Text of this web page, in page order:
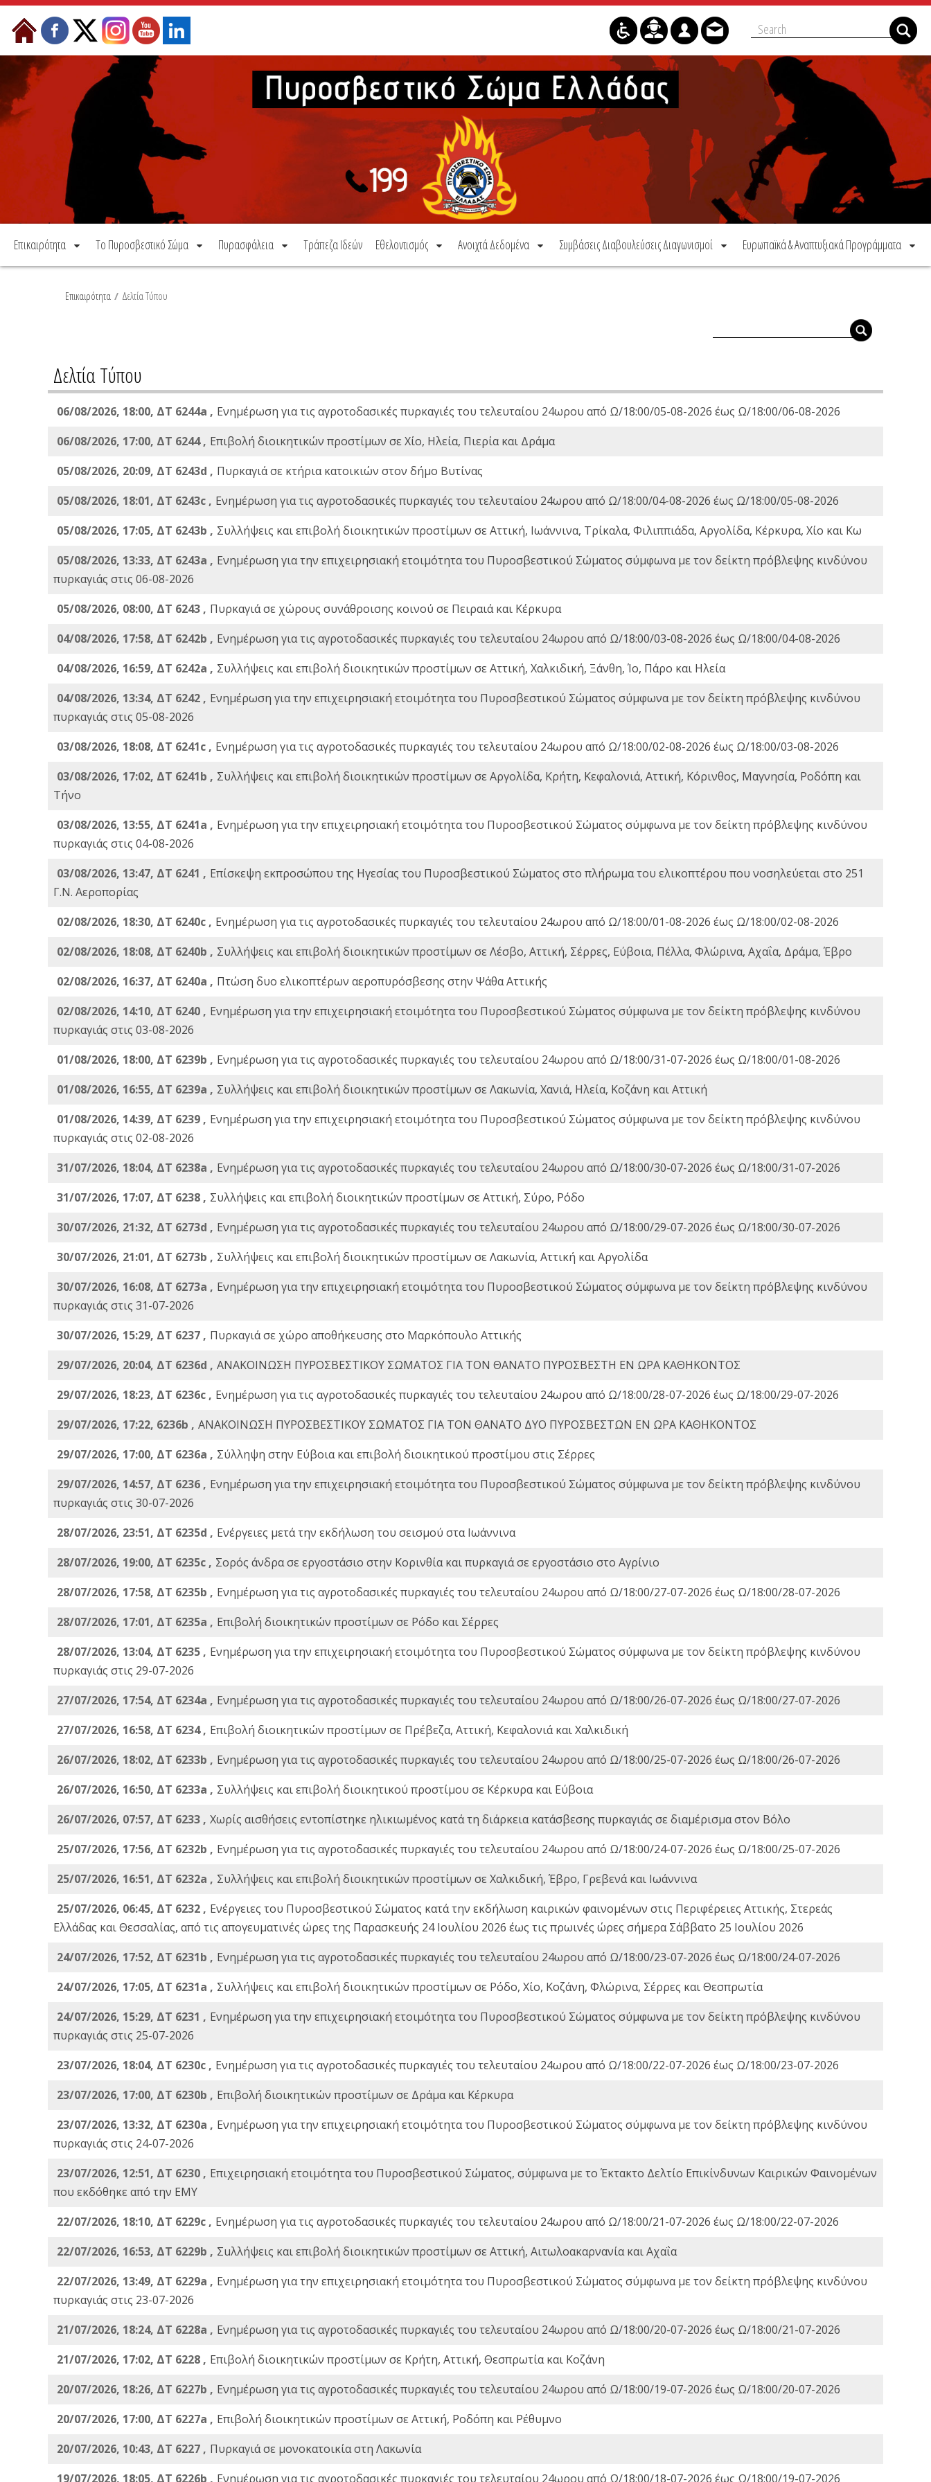
Μετάβαση στο περιεχόμενο
Επικαιρότητα Το Πυροσβεστικό Σώμα Πυρασφάλεια Τράπεζα Ιδεών Εθελοντισμός Ανοιχτά Δεδομένα Συμβάσεις Διαβουλεύσεις Διαγωνισμοί Ευρωπαϊκά & Αναπτυξιακά Προγράμματα
Επικαιρότητα / Δελτία Τύπου
Δελτία Τύπου
06/08/2026, 18:00, ΔΤ 6244a , Ενημέρωση για τις αγροτοδασικές πυρκαγιές του τελευταίου 24ωρου από Ω/18:00/05-08-2026 έως Ω/18:00/06-08-2026
06/08/2026, 17:00, ΔΤ 6244 , Επιβολή διοικητικών προστίμων σε Χίο, Ηλεία, Πιερία και Δράμα
05/08/2026, 20:09, ΔΤ 6243d , Πυρκαγιά σε κτήρια κατοικιών στον δήμο Βυτίνας
05/08/2026, 18:01, ΔΤ 6243c , Ενημέρωση για τις αγροτοδασικές πυρκαγιές του τελευταίου 24ωρου από Ω/18:00/04-08-2026 έως Ω/18:00/05-08-2026
05/08/2026, 17:05, ΔΤ 6243b , Συλλήψεις και επιβολή διοικητικών προστίμων σε Αττική, Ιωάννινα, Τρίκαλα, Φιλιππιάδα, Αργολίδα, Κέρκυρα, Χίο και Κω
05/08/2026, 13:33, ΔΤ 6243a , Ενημέρωση για την επιχειρησιακή ετοιμότητα του Πυροσβεστικού Σώματος σύμφωνα με τον δείκτη πρόβλεψης κινδύνου
πυρκαγιάς στις 06-08-2026
05/08/2026, 08:00, ΔΤ 6243 , Πυρκαγιά σε χώρους συνάθροισης κοινού σε Πειραιά και Κέρκυρα
04/08/2026, 17:58, ΔΤ 6242b , Ενημέρωση για τις αγροτοδασικές πυρκαγιές του τελευταίου 24ωρου από Ω/18:00/03-08-2026 έως Ω/18:00/04-08-2026
04/08/2026, 16:59, ΔΤ 6242a , Συλλήψεις και επιβολή διοικητικών προστίμων σε Αττική, Χαλκιδική, Ξάνθη, Ίο, Πάρο και Ηλεία
04/08/2026, 13:34, ΔΤ 6242 , Ενημέρωση για την επιχειρησιακή ετοιμότητα του Πυροσβεστικού Σώματος σύμφωνα με τον δείκτη πρόβλεψης κινδύνου
πυρκαγιάς στις 05-08-2026
03/08/2026, 18:08, ΔΤ 6241c , Ενημέρωση για τις αγροτοδασικές πυρκαγιές του τελευταίου 24ωρου από Ω/18:00/02-08-2026 έως Ω/18:00/03-08-2026
03/08/2026, 17:02, ΔΤ 6241b , Συλλήψεις και επιβολή διοικητικών προστίμων σε Αργολίδα, Κρήτη, Κεφαλονιά, Αττική, Κόρινθος, Μαγνησία, Ροδόπη και
Τήνο
03/08/2026, 13:55, ΔΤ 6241a , Ενημέρωση για την επιχειρησιακή ετοιμότητα του Πυροσβεστικού Σώματος σύμφωνα με τον δείκτη πρόβλεψης κινδύνου
πυρκαγιάς στις 04-08-2026
03/08/2026, 13:47, ΔΤ 6241 , Επίσκεψη εκπροσώπου της Ηγεσίας του Πυροσβεστικού Σώματος στο πλήρωμα του ελικοπτέρου που νοσηλεύεται στο 251
Γ.Ν. Αεροπορίας
02/08/2026, 18:30, ΔΤ 6240c , Ενημέρωση για τις αγροτοδασικές πυρκαγιές του τελευταίου 24ωρου από Ω/18:00/01-08-2026 έως Ω/18:00/02-08-2026
02/08/2026, 18:08, ΔΤ 6240b , Συλλήψεις και επιβολή διοικητικών προστίμων σε Λέσβο, Αττική, Σέρρες, Εύβοια, Πέλλα, Φλώρινα, Αχαΐα, Δράμα, Έβρο
02/08/2026, 16:37, ΔΤ 6240a , Πτώση δυο ελικοπτέρων αεροπυρόσβεσης στην Ψάθα Αττικής
02/08/2026, 14:10, ΔΤ 6240 , Ενημέρωση για την επιχειρησιακή ετοιμότητα του Πυροσβεστικού Σώματος σύμφωνα με τον δείκτη πρόβλεψης κινδύνου
πυρκαγιάς στις 03-08-2026
01/08/2026, 18:00, ΔΤ 6239b , Ενημέρωση για τις αγροτοδασικές πυρκαγιές του τελευταίου 24ωρου από Ω/18:00/31-07-2026 έως Ω/18:00/01-08-2026
01/08/2026, 16:55, ΔΤ 6239a , Συλλήψεις και επιβολή διοικητικών προστίμων σε Λακωνία, Χανιά, Ηλεία, Κοζάνη και Αττική
01/08/2026, 14:39, ΔΤ 6239 , Ενημέρωση για την επιχειρησιακή ετοιμότητα του Πυροσβεστικού Σώματος σύμφωνα με τον δείκτη πρόβλεψης κινδύνου
πυρκαγιάς στις 02-08-2026
31/07/2026, 18:04, ΔΤ 6238a , Ενημέρωση για τις αγροτοδασικές πυρκαγιές του τελευταίου 24ωρου από Ω/18:00/30-07-2026 έως Ω/18:00/31-07-2026
31/07/2026, 17:07, ΔΤ 6238 , Συλλήψεις και επιβολή διοικητικών προστίμων σε Αττική, Σύρο, Ρόδο
30/07/2026, 21:32, ΔΤ 6273d , Ενημέρωση για τις αγροτοδασικές πυρκαγιές του τελευταίου 24ωρου από Ω/18:00/29-07-2026 έως Ω/18:00/30-07-2026
30/07/2026, 21:01, ΔΤ 6273b , Συλλήψεις και επιβολή διοικητικών προστίμων σε Λακωνία, Αττική και Αργολίδα
30/07/2026, 16:08, ΔΤ 6273a , Ενημέρωση για την επιχειρησιακή ετοιμότητα του Πυροσβεστικού Σώματος σύμφωνα με τον δείκτη πρόβλεψης κινδύνου
πυρκαγιάς στις 31-07-2026
30/07/2026, 15:29, ΔΤ 6237 , Πυρκαγιά σε χώρο αποθήκευσης στο Μαρκόπουλο Αττικής
29/07/2026, 20:04, ΔΤ 6236d , ΑΝΑΚΟΙΝΩΣΗ ΠΥΡΟΣΒΕΣΤΙΚΟΥ ΣΩΜΑΤΟΣ ΓΙΑ ΤΟΝ ΘΑΝΑΤΟ ΠΥΡΟΣΒΕΣΤΗ ΕΝ ΩΡΑ ΚΑΘΗΚΟΝΤΟΣ
29/07/2026, 18:23, ΔΤ 6236c , Ενημέρωση για τις αγροτοδασικές πυρκαγιές του τελευταίου 24ωρου από Ω/18:00/28-07-2026 έως Ω/18:00/29-07-2026
29/07/2026, 17:22, 6236b , ΑΝΑΚΟΙΝΩΣΗ ΠΥΡΟΣΒΕΣΤΙΚΟΥ ΣΩΜΑΤΟΣ ΓΙΑ ΤΟΝ ΘΑΝΑΤΟ ΔΥΟ ΠΥΡΟΣΒΕΣΤΩΝ ΕΝ ΩΡΑ ΚΑΘΗΚΟΝΤΟΣ
29/07/2026, 17:00, ΔΤ 6236a , Σύλληψη στην Εύβοια και επιβολή διοικητικού προστίμου στις Σέρρες
29/07/2026, 14:57, ΔΤ 6236 , Ενημέρωση για την επιχειρησιακή ετοιμότητα του Πυροσβεστικού Σώματος σύμφωνα με τον δείκτη πρόβλεψης κινδύνου
πυρκαγιάς στις 30-07-2026
28/07/2026, 23:51, ΔΤ 6235d , Ενέργειες μετά την εκδήλωση του σεισμού στα Ιωάννινα
28/07/2026, 19:00, ΔΤ 6235c , Σορός άνδρα σε εργοστάσιο στην Κορινθία και πυρκαγιά σε εργοστάσιο στο Αγρίνιο
28/07/2026, 17:58, ΔΤ 6235b , Ενημέρωση για τις αγροτοδασικές πυρκαγιές του τελευταίου 24ωρου από Ω/18:00/27-07-2026 έως Ω/18:00/28-07-2026
28/07/2026, 17:01, ΔΤ 6235a , Eπιβολή διοικητικών προστίμων σε Ρόδο και Σέρρες
28/07/2026, 13:04, ΔΤ 6235 , Ενημέρωση για την επιχειρησιακή ετοιμότητα του Πυροσβεστικού Σώματος σύμφωνα με τον δείκτη πρόβλεψης κινδύνου
πυρκαγιάς στις 29-07-2026
27/07/2026, 17:54, ΔΤ 6234a , Ενημέρωση για τις αγροτοδασικές πυρκαγιές του τελευταίου 24ωρου από Ω/18:00/26-07-2026 έως Ω/18:00/27-07-2026
27/07/2026, 16:58, ΔΤ 6234 , Eπιβολή διοικητικών προστίμων σε Πρέβεζα, Αττική, Κεφαλονιά και Χαλκιδική
26/07/2026, 18:02, ΔΤ 6233b , Ενημέρωση για τις αγροτοδασικές πυρκαγιές του τελευταίου 24ωρου από Ω/18:00/25-07-2026 έως Ω/18:00/26-07-2026
26/07/2026, 16:50, ΔΤ 6233a , Συλλήψεις και επιβολή διοικητικού προστίμου σε Κέρκυρα και Εύβοια
26/07/2026, 07:57, ΔΤ 6233 , Χωρίς αισθήσεις εντοπίστηκε ηλικιωμένος κατά τη διάρκεια κατάσβεσης πυρκαγιάς σε διαμέρισμα στον Βόλο
25/07/2026, 17:56, ΔΤ 6232b , Ενημέρωση για τις αγροτοδασικές πυρκαγιές του τελευταίου 24ωρου από Ω/18:00/24-07-2026 έως Ω/18:00/25-07-2026
25/07/2026, 16:51, ΔΤ 6232a , Συλλήψεις και επιβολή διοικητικών προστίμων σε Χαλκιδική, Έβρο, Γρεβενά και Ιωάννινα
25/07/2026, 06:45, ΔΤ 6232 , Ενέργειες του Πυροσβεστικού Σώματος κατά την εκδήλωση καιρικών φαινομένων στις Περιφέρειες Αττικής, Στερεάς
Ελλάδας και Θεσσαλίας, από τις απογευματινές ώρες της Παρασκευής 24 Ιουλίου 2026 έως τις πρωινές ώρες σήμερα Σάββατο 25 Ιουλίου 2026
24/07/2026, 17:52, ΔΤ 6231b , Ενημέρωση για τις αγροτοδασικές πυρκαγιές του τελευταίου 24ωρου από Ω/18:00/23-07-2026 έως Ω/18:00/24-07-2026
24/07/2026, 17:05, ΔΤ 6231a , Συλλήψεις και επιβολή διοικητικών προστίμων σε Ρόδο, Χίο, Κοζάνη, Φλώρινα, Σέρρες και Θεσπρωτία
24/07/2026, 15:29, ΔΤ 6231 , Ενημέρωση για την επιχειρησιακή ετοιμότητα του Πυροσβεστικού Σώματος σύμφωνα με τον δείκτη πρόβλεψης κινδύνου
πυρκαγιάς στις 25-07-2026
23/07/2026, 18:04, ΔΤ 6230c , Ενημέρωση για τις αγροτοδασικές πυρκαγιές του τελευταίου 24ωρου από Ω/18:00/22-07-2026 έως Ω/18:00/23-07-2026
23/07/2026, 17:00, ΔΤ 6230b , Επιβολή διοικητικών προστίμων σε Δράμα και Κέρκυρα
23/07/2026, 13:32, ΔΤ 6230a , Ενημέρωση για την επιχειρησιακή ετοιμότητα του Πυροσβεστικού Σώματος σύμφωνα με τον δείκτη πρόβλεψης κινδύνου
πυρκαγιάς στις 24-07-2026
23/07/2026, 12:51, ΔΤ 6230 , Επιχειρησιακή ετοιμότητα του Πυροσβεστικού Σώματος, σύμφωνα με το Έκτακτο Δελτίο Επικίνδυνων Καιρικών Φαινομένων
που εκδόθηκε από την ΕΜΥ
22/07/2026, 18:10, ΔΤ 6229c , Ενημέρωση για τις αγροτοδασικές πυρκαγιές του τελευταίου 24ωρου από Ω/18:00/21-07-2026 έως Ω/18:00/22-07-2026
22/07/2026, 16:53, ΔΤ 6229b , Σuλλήψεις και επιβολή διοικητικών προστίμων σε Αττική, Αιτωλοακαρνανία και Αχαΐα
22/07/2026, 13:49, ΔΤ 6229a , Ενημέρωση για την επιχειρησιακή ετοιμότητα του Πυροσβεστικού Σώματος σύμφωνα με τον δείκτη πρόβλεψης κινδύνου
πυρκαγιάς στις 23-07-2026
21/07/2026, 18:24, ΔΤ 6228a , Ενημέρωση για τις αγροτοδασικές πυρκαγιές του τελευταίου 24ωρου από Ω/18:00/20-07-2026 έως Ω/18:00/21-07-2026
21/07/2026, 17:02, ΔΤ 6228 , Επιβολή διοικητικών προστίμων σε Κρήτη, Αττική, Θεσπρωτία και Κοζάνη
20/07/2026, 18:26, ΔΤ 6227b , Ενημέρωση για τις αγροτοδασικές πυρκαγιές του τελευταίου 24ωρου από Ω/18:00/19-07-2026 έως Ω/18:00/20-07-2026
20/07/2026, 17:00, ΔΤ 6227a , Επιβολή διοικητικών προστίμων σε Αττική, Ροδόπη και Ρέθυμνο
20/07/2026, 10:43, ΔΤ 6227 , Πυρκαγιά σε μονοκατοικία στη Λακωνία
19/07/2026, 18:05, ΔΤ 6226b , Ενημέρωση για τις αγροτοδασικές πυρκαγιές του τελευταίου 24ωρου από Ω/18:00/18-07-2026 έως Ω/18:00/19-07-2026